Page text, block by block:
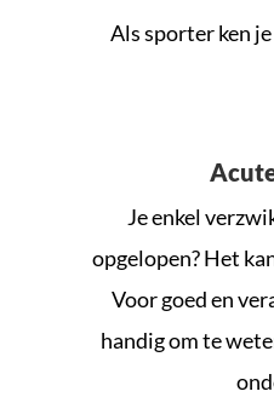
Als sporter ken
Je enkel
opgelopen? Het
Voor goed en
handig om te